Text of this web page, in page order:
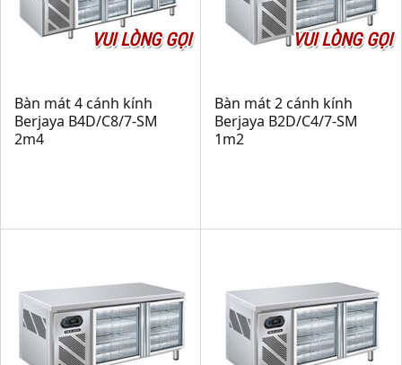
VUI LÒNG GỌI
Bàn mát 4 cánh kính
Berjaya B4D/C8/7-SM
2m4
VUI LÒNG GỌI
Bàn mát 2 cánh kính
Berjaya B2D/C4/7-SM
1m2